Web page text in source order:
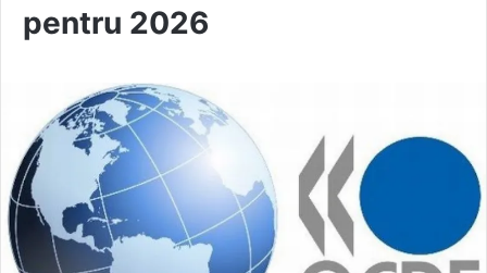
pentru 2026